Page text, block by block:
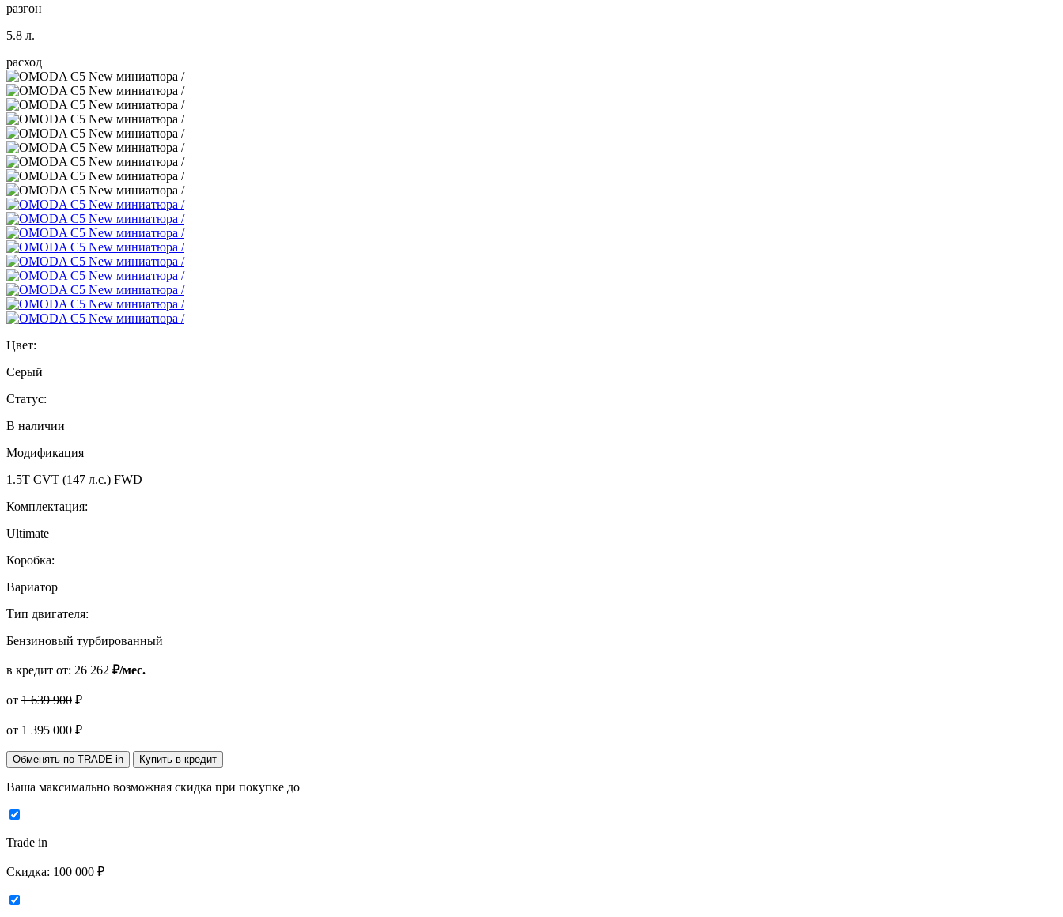
разгон
5.8 л.
расход
Цвет:
Серый
Статус:
В наличии
Модификация
1.5T CVT (147 л.с.) FWD
Комплектация:
Ultimate
Коробка:
Вариатор
Тип двигателя:
Бензиновый турбированный
в кредит от: 26 262 ₽/мес.
от 1 639 900 ₽
от 1 395 000 ₽
Обменять по TRADE in Купить в кредит
Ваша максимально возможная скидка при покупке до
Trade in
Скидка: 100 000 ₽